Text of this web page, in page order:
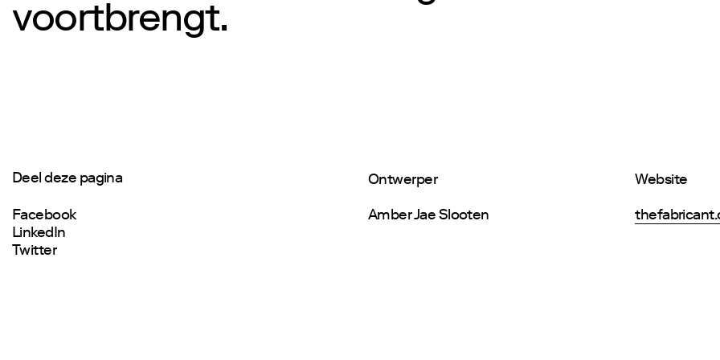
voortbrengt.
Deel deze pagina
Facebook
LinkedIn
Twitter
Ontwerper
Amber Jae Slooten
Website